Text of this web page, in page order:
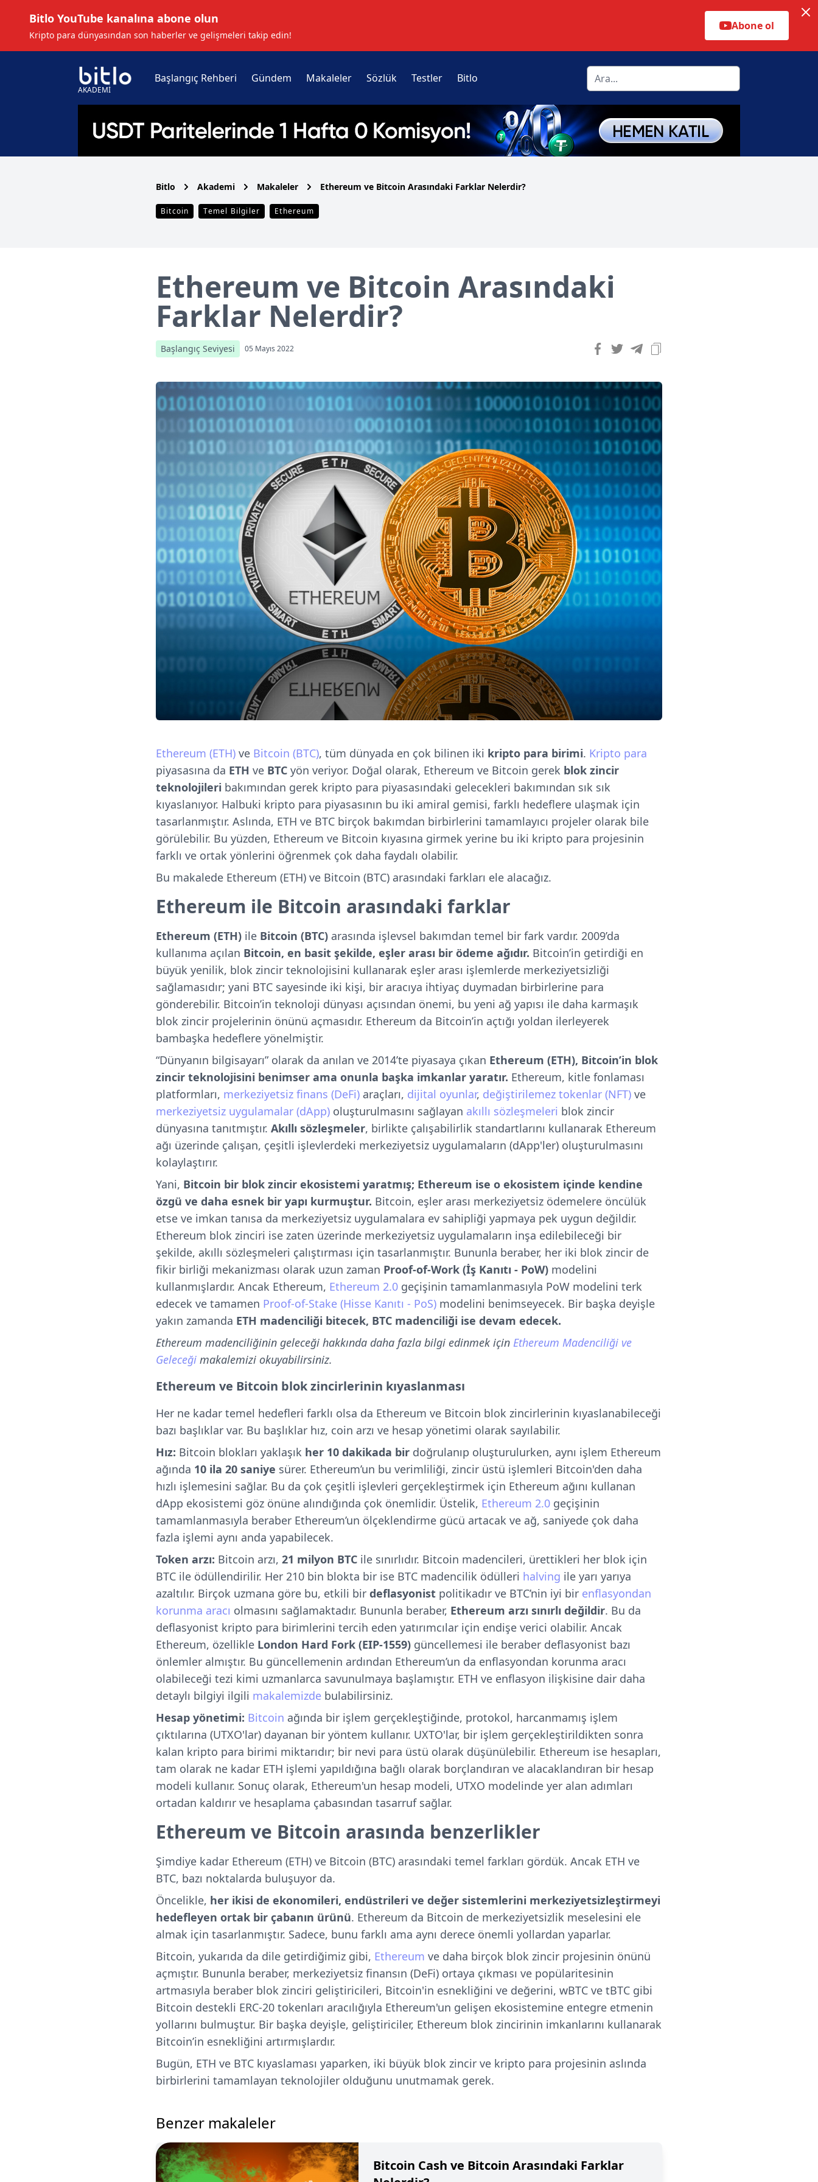
Bitlo YouTube kanalına abone olun
Kripto para dünyasından son haberler ve gelişmeleri takip edin!
Abone ol
AKADEMİ
Başlangıç Rehberi Gündem Makaleler Sözlük Testler Bitlo
Bitlo Akademi Makaleler Ethereum ve Bitcoin Arasındaki Farklar Nelerdir?
Bitcoin Temel Bilgiler Ethereum
Ethereum ve Bitcoin Arasındaki
Farklar Nelerdir?
Başlangıç Seviyesi 05 Mayıs 2022
Ethereum (ETH) ve Bitcoin (BTC), tüm dünyada en çok bilinen iki kripto para birimi. Kripto para
piyasasına da ETH ve BTC yön veriyor. Doğal olarak, Ethereum ve Bitcoin gerek blok zincir
teknolojileri bakımından gerek kripto para piyasasındaki gelecekleri bakımından sık sık
kıyaslanıyor. Halbuki kripto para piyasasının bu iki amiral gemisi, farklı hedeflere ulaşmak için
tasarlanmıştır. Aslında, ETH ve BTC birçok bakımdan birbirlerini tamamlayıcı projeler olarak bile
görülebilir. Bu yüzden, Ethereum ve Bitcoin kıyasına girmek yerine bu iki kripto para projesinin
farklı ve ortak yönlerini öğrenmek çok daha faydalı olabilir.
Bu makalede Ethereum (ETH) ve Bitcoin (BTC) arasındaki farkları ele alacağız.
Ethereum ile Bitcoin arasındaki farklar
Ethereum (ETH) ile Bitcoin (BTC) arasında işlevsel bakımdan temel bir fark vardır. 2009’da
kullanıma açılan Bitcoin, en basit şekilde, eşler arası bir ödeme ağıdır. Bitcoin’in getirdiği en
büyük yenilik, blok zincir teknolojisini kullanarak eşler arası işlemlerde merkeziyetsizliği
sağlamasıdır; yani BTC sayesinde iki kişi, bir aracıya ihtiyaç duymadan birbirlerine para
gönderebilir. Bitcoin’in teknoloji dünyası açısından önemi, bu yeni ağ yapısı ile daha karmaşık
blok zincir projelerinin önünü açmasıdır. Ethereum da Bitcoin’in açtığı yoldan ilerleyerek
bambaşka hedeflere yönelmiştir.
“Dünyanın bilgisayarı” olarak da anılan ve 2014’te piyasaya çıkan Ethereum (ETH), Bitcoin’in blok
zincir teknolojisini benimser ama onunla başka imkanlar yaratır. Ethereum, kitle fonlaması
platformları, merkeziyetsiz finans (DeFi) araçları, dijital oyunlar, değiştirilemez tokenlar (NFT) ve
merkeziyetsiz uygulamalar (dApp) oluşturulmasını sağlayan akıllı sözleşmeleri blok zincir
dünyasına tanıtmıştır. Akıllı sözleşmeler, birlikte çalışabilirlik standartlarını kullanarak Ethereum
ağı üzerinde çalışan, çeşitli işlevlerdeki merkeziyetsiz uygulamaların (dApp'ler) oluşturulmasını
kolaylaştırır.
Yani, Bitcoin bir blok zincir ekosistemi yaratmış; Ethereum ise o ekosistem içinde kendine
özgü ve daha esnek bir yapı kurmuştur. Bitcoin, eşler arası merkeziyetsiz ödemelere öncülük
etse ve imkan tanısa da merkeziyetsiz uygulamalara ev sahipliği yapmaya pek uygun değildir.
Ethereum blok zinciri ise zaten üzerinde merkeziyetsiz uygulamaların inşa edilebileceği bir
şekilde, akıllı sözleşmeleri çalıştırması için tasarlanmıştır. Bununla beraber, her iki blok zincir de
fikir birliği mekanizması olarak uzun zaman Proof-of-Work (İş Kanıtı - PoW) modelini
kullanmışlardır. Ancak Ethereum, Ethereum 2.0 geçişinin tamamlanmasıyla PoW modelini terk
edecek ve tamamen Proof-of-Stake (Hisse Kanıtı - PoS) modelini benimseyecek. Bir başka deyişle
yakın zamanda ETH madenciliği bitecek, BTC madenciliği ise devam edecek.
Ethereum madenciliğinin geleceği hakkında daha fazla bilgi edinmek için Ethereum Madenciliği ve
Geleceği makalemizi okuyabilirsiniz.
Ethereum ve Bitcoin blok zincirlerinin kıyaslanması
Her ne kadar temel hedefleri farklı olsa da Ethereum ve Bitcoin blok zincirlerinin kıyaslanabileceği
bazı başlıklar var. Bu başlıklar hız, coin arzı ve hesap yönetimi olarak sayılabilir.
Hız: Bitcoin blokları yaklaşık her 10 dakikada bir doğrulanıp oluşturulurken, aynı işlem Ethereum
ağında 10 ila 20 saniye sürer. Ethereum’un bu verimliliği, zincir üstü işlemleri Bitcoin'den daha
hızlı işlemesini sağlar. Bu da çok çeşitli işlevleri gerçekleştirmek için Ethereum ağını kullanan
dApp ekosistemi göz önüne alındığında çok önemlidir. Üstelik, Ethereum 2.0 geçişinin
tamamlanmasıyla beraber Ethereum’un ölçeklendirme gücü artacak ve ağ, saniyede çok daha
fazla işlemi aynı anda yapabilecek.
Token arzı: Bitcoin arzı, 21 milyon BTC ile sınırlıdır. Bitcoin madencileri, ürettikleri her blok için
BTC ile ödüllendirilir. Her 210 bin blokta bir ise BTC madencilik ödülleri halving ile yarı yarıya
azaltılır. Birçok uzmana göre bu, etkili bir deflasyonist politikadır ve BTC’nin iyi bir enflasyondan
korunma aracı olmasını sağlamaktadır. Bununla beraber, Ethereum arzı sınırlı değildir. Bu da
deflasyonist kripto para birimlerini tercih eden yatırımcılar için endişe verici olabilir. Ancak
Ethereum, özellikle London Hard Fork (EIP-1559) güncellemesi ile beraber deflasyonist bazı
önlemler almıştır. Bu güncellemenin ardından Ethereum’un da enflasyondan korunma aracı
olabileceği tezi kimi uzmanlarca savunulmaya başlamıştır. ETH ve enflasyon ilişkisine dair daha
detaylı bilgiyi ilgili makalemizde bulabilirsiniz.
Hesap yönetimi: Bitcoin ağında bir işlem gerçekleştiğinde, protokol, harcanmamış işlem
çıktılarına (UTXO'lar) dayanan bir yöntem kullanır. UXTO'lar, bir işlem gerçekleştirildikten sonra
kalan kripto para birimi miktarıdır; bir nevi para üstü olarak düşünülebilir. Ethereum ise hesapları,
tam olarak ne kadar ETH işlemi yapıldığına bağlı olarak borçlandıran ve alacaklandıran bir hesap
modeli kullanır. Sonuç olarak, Ethereum'un hesap modeli, UTXO modelinde yer alan adımları
ortadan kaldırır ve hesaplama çabasından tasarruf sağlar.
Ethereum ve Bitcoin arasında benzerlikler
Şimdiye kadar Ethereum (ETH) ve Bitcoin (BTC) arasındaki temel farkları gördük. Ancak ETH ve
BTC, bazı noktalarda buluşuyor da.
Öncelikle, her ikisi de ekonomileri, endüstrileri ve değer sistemlerini merkeziyetsizleştirmeyi
hedefleyen ortak bir çabanın ürünü. Ethereum da Bitcoin de merkeziyetsizlik meselesini ele
almak için tasarlanmıştır. Sadece, bunu farklı ama aynı derece önemli yollardan yaparlar.
Bitcoin, yukarıda da dile getirdiğimiz gibi, Ethereum ve daha birçok blok zincir projesinin önünü
açmıştır. Bununla beraber, merkeziyetsiz finansın (DeFi) ortaya çıkması ve popülaritesinin
artmasıyla beraber blok zinciri geliştiricileri, Bitcoin'in esnekliğini ve değerini, wBTC ve tBTC gibi
Bitcoin destekli ERC-20 tokenları aracılığıyla Ethereum'un gelişen ekosistemine entegre etmenin
yollarını bulmuştur. Bir başka deyişle, geliştiriciler, Ethereum blok zincirinin imkanlarını kullanarak
Bitcoin’in esnekliğini artırmışlardır.
Bugün, ETH ve BTC kıyaslaması yaparken, iki büyük blok zincir ve kripto para projesinin aslında
birbirlerini tamamlayan teknolojiler olduğunu unutmamak gerek.
Benzer makaleler
Bitcoin Cash ve Bitcoin Arasındaki Farklar